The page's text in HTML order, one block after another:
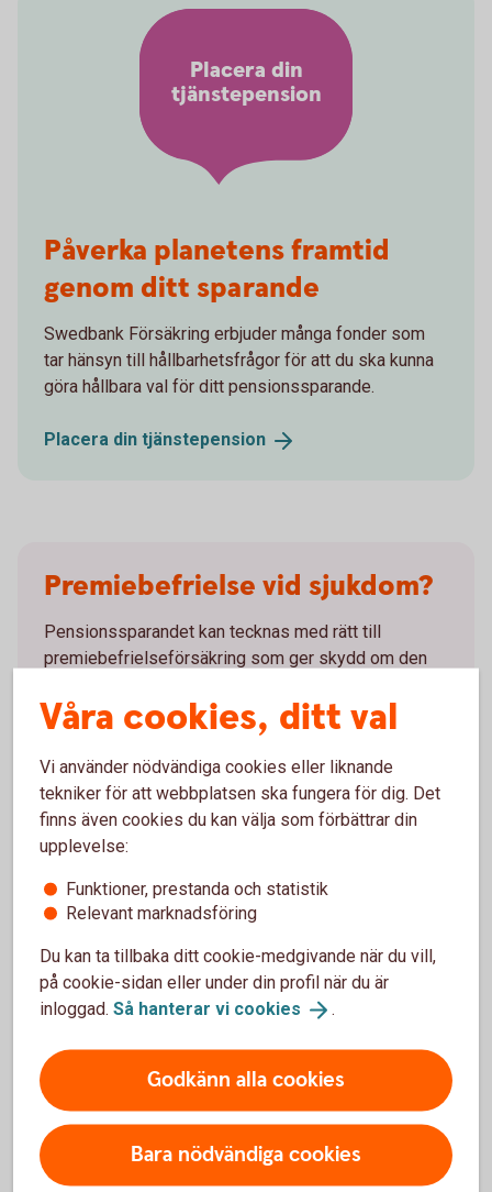
Påverka planetens framtid
genom ditt sparande
Swedbank Försäkring erbjuder många fonder som
tar hänsyn till hållbarhetsfrågor för att du ska kunna
göra hållbara val för ditt pensionssparande.
Placera din tjänstepension
Placera din
tjänstepension
Premiebefrielse vid sjukdom?
Pensionssparandet kan tecknas med rätt till
premiebefrielseförsäkring som ger skydd om den
dagar (karenstid). Efter karenstiden betalar vi den
avtalade pensionspremien i samma grad som
arbetsförmågan är nedsatt. För att kunna teckna
premiebefrielseförsäkring krävs godkänd
hälsoprövning.
Sparandet i en depåförsäkring kan inte kombineras
med premiebefrielseförsäkring.
Swedbank Försäkring AB (swedbank.com)
Våra cookies, ditt val
Vi använder nödvändiga cookies eller liknande
tekniker för att webbplatsen ska fungera för dig. Det
finns även cookies du kan välja som förbättrar din
upplevelse:
Funktioner, prestanda och statistik
Relevant marknadsföring
Du kan ta tillbaka ditt cookie-medgivande när du vill,
på cookie-sidan eller under din profil när du är
inloggad. Så hanterar vi cookies .
Godkänn alla cookies
Bara nödvändiga cookies